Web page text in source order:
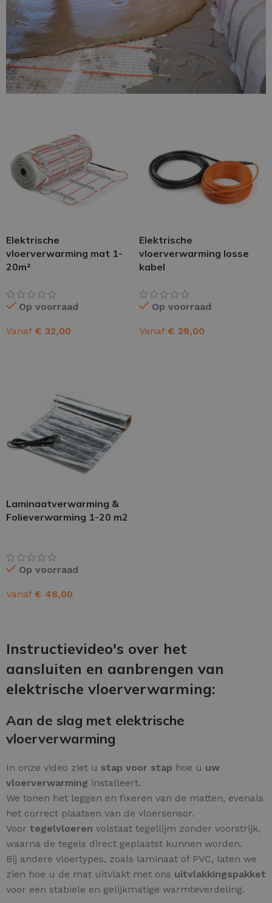
Elektrische
vloerverwarming mat 1-
20m²
Op voorraad
Vanaf € 32,00
Elektrische
vloerverwarming losse
kabel
Op voorraad
Vanaf € 29,00
Laminaatverwarming &
Folieverwarming 1-20 m2
Op voorraad
Vanaf € 48,00
Instructievideo's over het
aansluiten en aanbrengen van
elektrische vloerverwarming:
Aan de slag met elektrische
vloerverwarming
In onze video ziet u stap voor stap hoe u uw
vloerverwarming installeert.
We tonen het leggen en fixeren van de matten, evenals
het correct plaatsen van de vloersensor.
Voor tegelvloeren volstaat tegellijm zonder voorstrijk,
waarna de tegels direct geplaatst kunnen worden.
Bij andere vloertypes, zoals laminaat of PVC, laten we
zien hoe u de mat uitvlakt met ons uitvlakkingspakket
voor een stabiele en gelijkmatige warmteverdeling.